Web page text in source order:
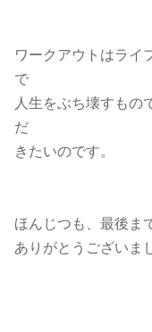
ワークアウトはライ
で
人生をぶち壊すもの
だ
きたいのです。
ほんじつも、最後ま
ありがとうございま